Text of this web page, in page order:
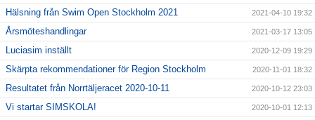
Hälsning från Swim Open Stockholm 2021 2021-04-10 19:32
Årsmöteshandlingar 2021-03-17 13:05
Luciasim inställt 2020-12-09 19:29
Skärpta rekommendationer för Region Stockholm 2020-11-01 18:32
Resultatet från Norrtäljeracet 2020-10-11 2020-10-12 23:03
Vi startar SIMSKOLA! 2020-10-01 12:13